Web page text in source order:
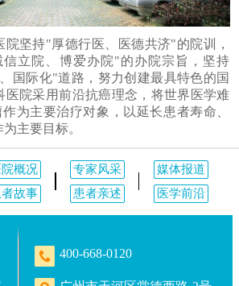
院坚持"厚德行医、医德共济"的院训，
立院、博爱办院"的办院宗旨，坚持
国际化"道路，努力创建最具特色的国
医院采用前沿抗癌理念，将世界医学难
为主要治疗对象，以延长患者寿命、
主要目标。
概况 专家风采
媒体报道
故事 患者亲述 医学前沿
400-668-0120